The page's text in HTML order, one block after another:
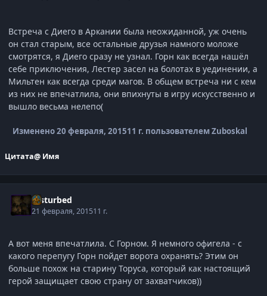
Встреча с Диего в Аркании была неожиданной, уж очень
он стал старым, все остальные друзья намного моложе
смотрятся, я Диего сразу не узнал. Горн как всегда нашёл
себе приключения, Лестер засел на болотах в уединении, а
Мильтен как всегда среди магов. В общем встреча ни с кем
из них не впечатлила, они впихнуты в игру искусственно и
вышло весьма нелепо(
Изменено20 февраля, 201511 г. пользователем Zuboskal
Цитата@ Имя
Disturbed
21 февраля, 201511 г.
А вот меня впечатлила. С Горном. Я немного офигела - с
какого перепугу Горн пойдет ворота охранять? Этим он
больше похож на старину Торуса, который как настоящий
герой защищает свою страну от захватчиков))